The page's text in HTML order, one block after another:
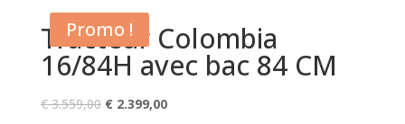
Promo !
Tracteur Colombia
16/84H avec bac 84 CM
€3.559,00 Le
€2.399,00Le